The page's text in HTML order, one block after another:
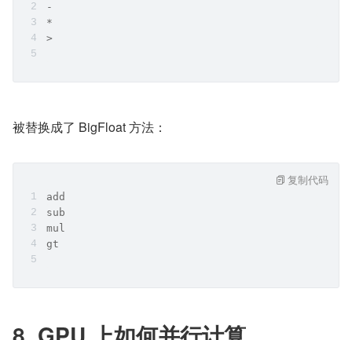
-
*
>
被替换成了 BigFloat 方法：
add
sub
mul
gt
复制代码